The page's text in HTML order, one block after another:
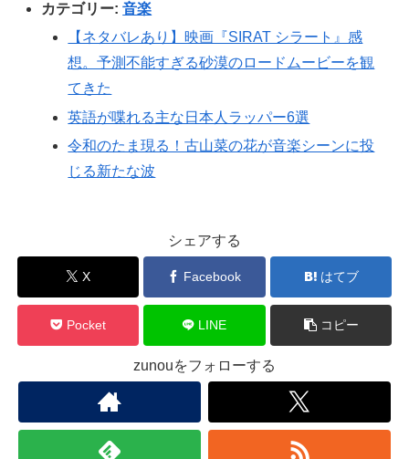
カテゴリー:音楽
【ネタバレあり】映画『SIRAT シラート』感
想。予測不能すぎる砂漠のロードムービーを観
てきた
英語が喋れる主な日本人ラッパー6選
令和のたま現る！古山菜の花が音楽シーンに投
じる新たな波
シェアする
X Facebook はてブ
Pocket LINE コピー
zunouをフォローする